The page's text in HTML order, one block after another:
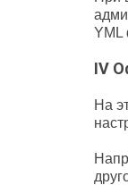
YML
IV
На